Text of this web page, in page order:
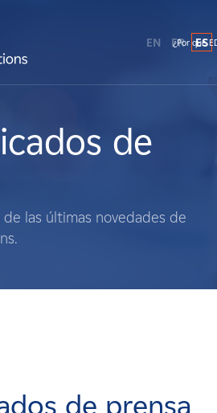
EN FR ES
¿Por qué
de
las últimas novedades de
de prensa